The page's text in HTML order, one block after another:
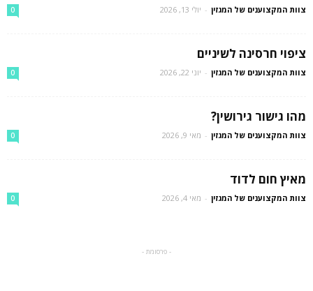
צוות המקצוענים של המגזין - יולי 13, 2026 0
ציפוי חרסינה לשיניים
צוות המקצוענים של המגזין - יוני 22, 2026 0
מהו גישור גירושין?
צוות המקצוענים של המגזין - מאי 9, 2026 0
מאיץ חום לדוד
צוות המקצוענים של המגזין - מאי 4, 2026 0
- פרסומת -